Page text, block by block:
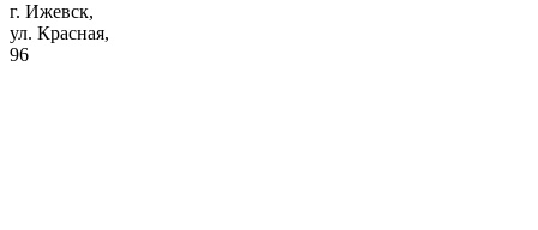
г. Ижевск,
ул. Красная,
96